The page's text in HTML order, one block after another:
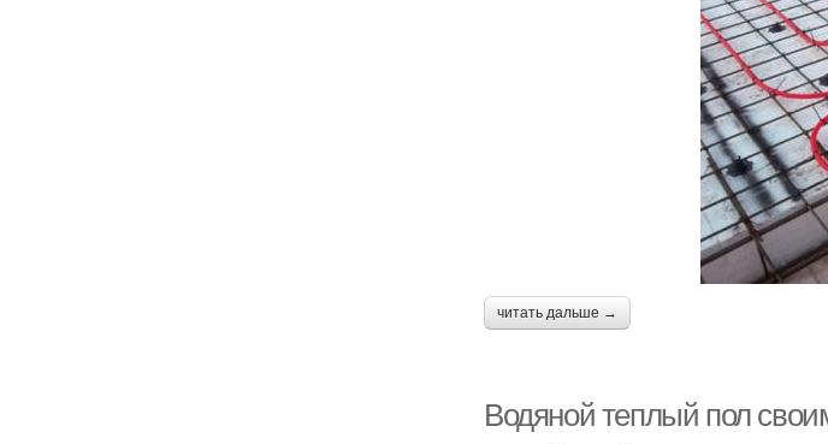
читать дальше →
Водяной теплый пол